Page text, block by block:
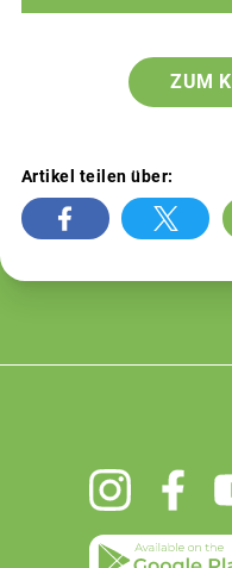
ZUM
Artikel teilen über: